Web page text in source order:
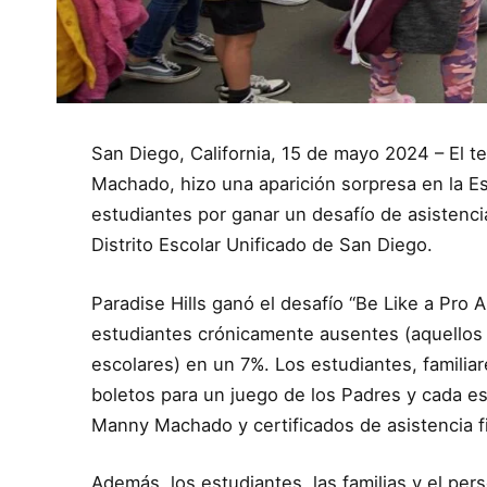
San Diego, California, 15 de mayo 2024 – El
Machado, hizo una aparición sorpresa en la
estudiantes por ganar un desafío de
Distrito Escolar Unificado de San Diego.
Paradise Hills ganó el desafío “Be Like a Pro
estudiantes crónicamente ausentes
escolares) en un 7%. Los estudiantes,
boletos para un juego de los Padres y cada
Manny Machado y certificados de asistencia